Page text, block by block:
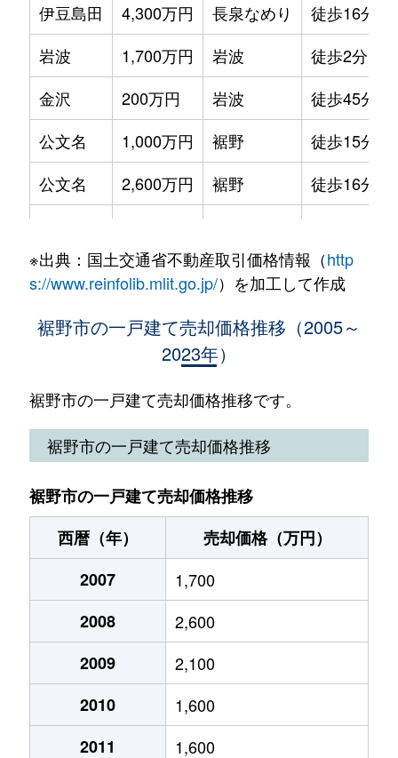
伊豆島田
4,300万円 長泉なめり
徒歩16分
岩波
1,700万円 岩波
徒歩2分
金沢
200万円 岩波
徒歩45分
公文名
1,000万円 裾野
徒歩15分
公文名
2,600万円 裾野
徒歩16分
佐野
2,800万円 裾野
徒歩12分
3,200万円 裾野
佐野
4,000万円 裾野
下和田
50万円 岩波
須山
320万円 岩波
徒歩2時間
須山
520万円 岩波
徒歩2時間
820万円 岩波
800万円 岩波
※出典：国土交通省不動産取引価格情報（http
s://www.reinfolib.mlit.go.jp/）を加工して作成
裾野市の一戸建て売却価格推移（2005～
2023年）
裾野市の一戸建て売却価格推移です。
裾野市の一戸建て売却価格推移
裾野市の一戸建て売却価格推移
西暦（年）
売却価格（万円）
2007
1,700
2008
2,600
2009
2,100
2010
1,600
2011
1,600